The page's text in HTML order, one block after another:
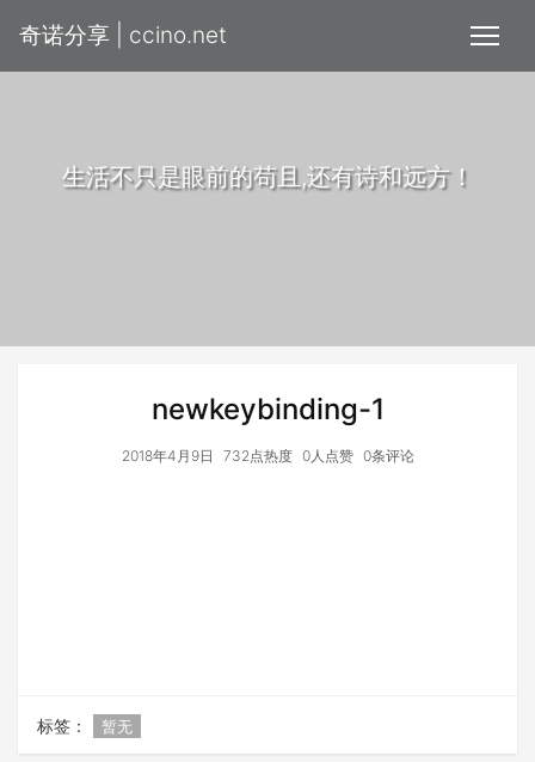
奇诺分享 | ccino.net
生活不只是眼前的苟且,还有诗和远方！
newkeybinding-1
2018年4月9日 732点热度 0人点赞 0条评论
标签： 暂无